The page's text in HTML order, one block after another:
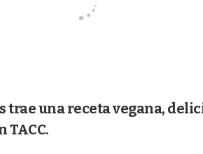
trae una receta vegana,
TACC.